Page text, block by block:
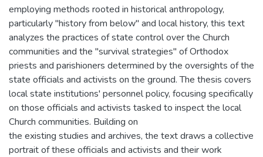
employing methods rooted in historical anthropology,
particularly "history from below" and local history, this text
analyzes the practices of state control over the Church
communities and the "survival strategies" of Orthodox
priests and parishioners determined by the oversights of the
state officials and activists on the ground. The thesis covers
local state institutions' personnel policy, focusing specifically
on those officials and activists tasked to inspect the local
Church communities. Building on
the existing studies and archives, the text draws a collective
portrait of these officials and activists and their work